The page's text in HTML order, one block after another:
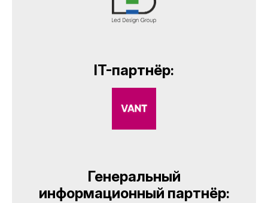
IT-партнёр:
Генеральный
информационный партнёр: